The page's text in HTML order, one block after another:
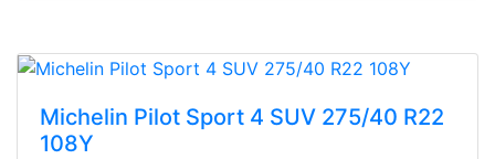
Michelin Pilot Sport 4 SUV 275/40 R22
108Y